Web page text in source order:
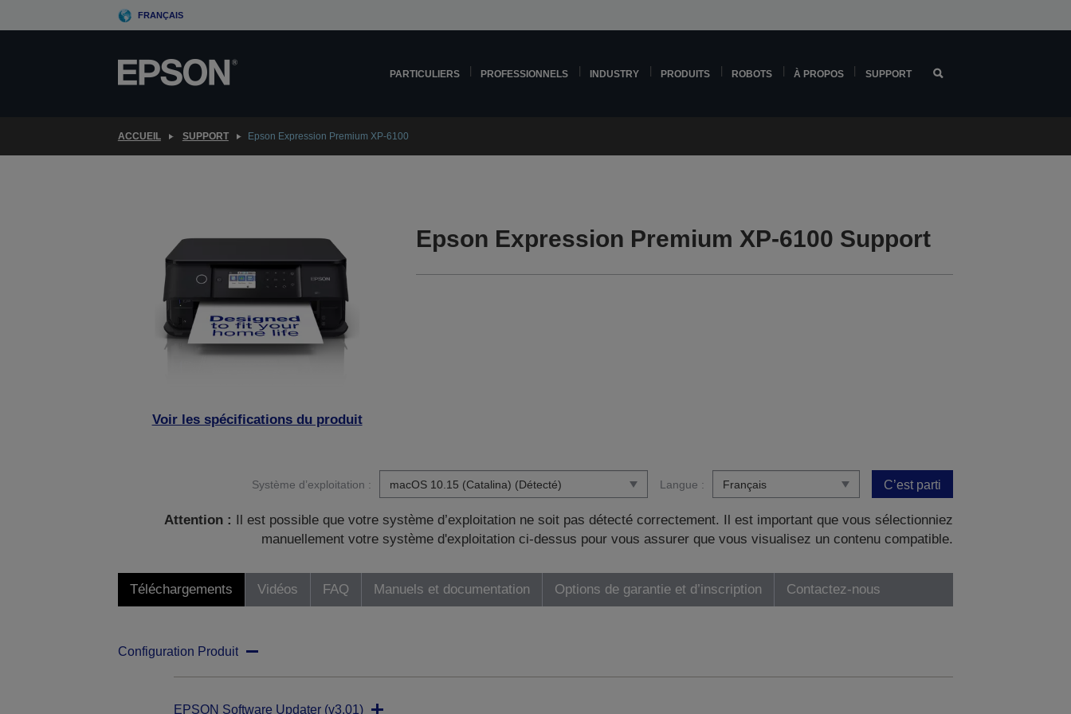
to
FRANÇAIS
PARTICULIERS PROFESSIONNELS INDUSTRY PRODUITS ROBOTS À PROPOS SUPPORT
ACCUEIL SUPPORT Epson Expression Premium XP-6100
Voir les spécifications du produit
Epson Expression Premium XP-6100 Support
Système d’exploitation : Langue : C’est parti
Attention :
Il est possible que votre système d’exploitation ne soit pas détecté correctement. Il est important que vous sélectionniez
manuellement votre système d'exploitation ci-dessus pour vous assurer que vous visualisez un contenu compatible.
Téléchargements Vidéos FAQ Manuels et documentation Options de garantie et d’inscription Contactez-nous
Configuration Produit
EPSON Software Updater (v3.01)